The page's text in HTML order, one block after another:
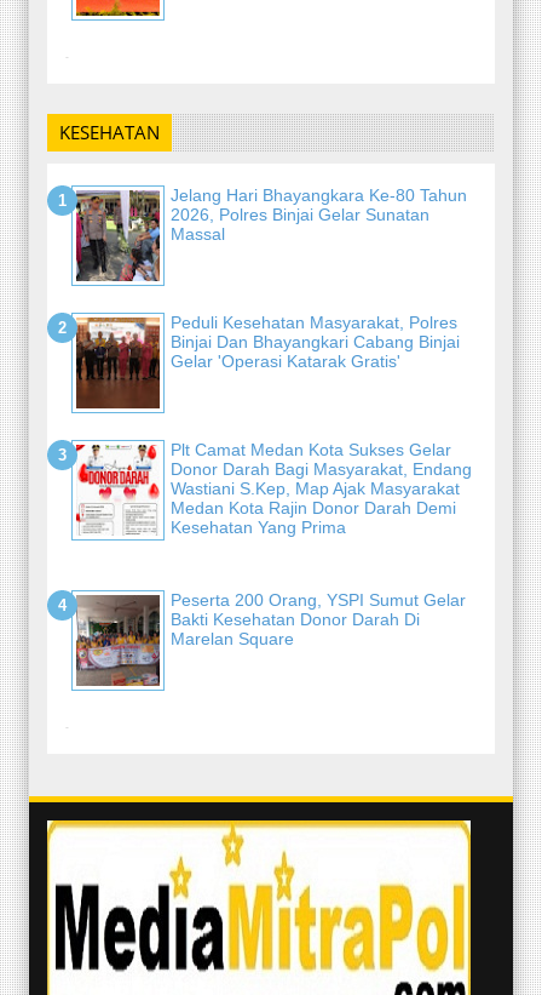
-
KESEHATAN
Jelang Hari Bhayangkara Ke-80 Tahun
2026, Polres Binjai Gelar Sunatan
Massal
Peduli Kesehatan Masyarakat, Polres
Binjai Dan Bhayangkari Cabang Binjai
Gelar 'Operasi Katarak Gratis'
Plt Camat Medan Kota Sukses Gelar
Donor Darah Bagi Masyarakat, Endang
Wastiani S.Kep, Map Ajak Masyarakat
Medan Kota Rajin Donor Darah Demi
Kesehatan Yang Prima
Peserta 200 Orang, YSPI Sumut Gelar
Bakti Kesehatan Donor Darah Di
Marelan Square
-